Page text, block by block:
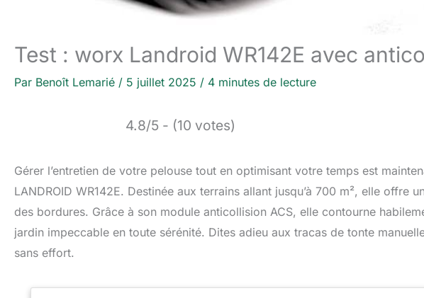
Test : worx Landroid WR142E avec
Par Benoît Lemarié / 5 juillet 2025 / 4 minutes de lecture
4.8/5 - (10 votes)
Gérer l’entretien de votre pelouse tout en optimisant votre temps est
LANDROID WR142E. Destinée aux terrains allant jusqu’à 700 m², elle offre
des bordures. Grâce à son module anticollision ACS, elle contourne
jardin impeccable en toute sérénité. Dites adieu aux tracas de tonte
sans effort.